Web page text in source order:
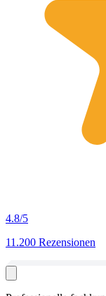
4.8/5
11.200 Rezensionen